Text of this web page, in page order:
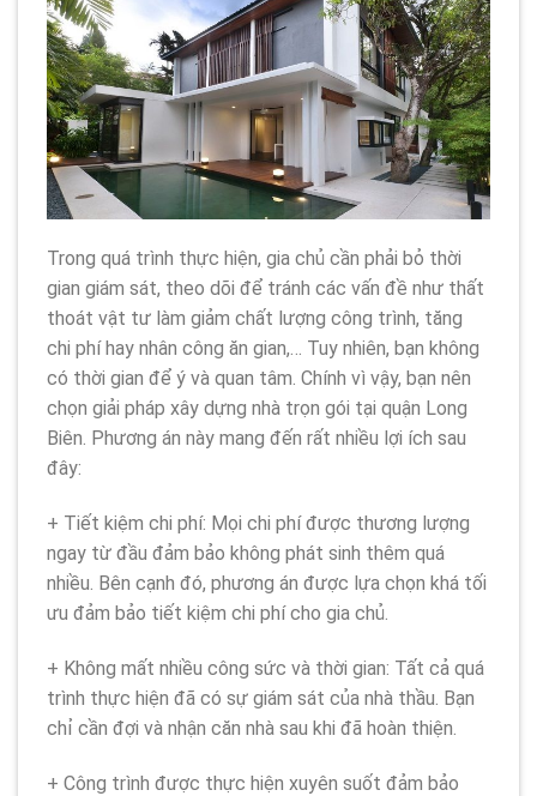
Trong quá trình thực hiện, gia chủ cần phải bỏ thời
gian giám sát, theo dõi để tránh các vấn đề như thất
thoát vật tư làm giảm chất lượng công trình, tăng
chi phí hay nhân công ăn gian,… Tuy nhiên, bạn không
có thời gian để ý và quan tâm. Chính vì vậy, bạn nên
chọn giải pháp xây dựng nhà trọn gói tại quận Long
Biên. Phương án này mang đến rất nhiều lợi ích sau
đây:
+ Tiết kiệm chi phí: Mọi chi phí được thương lượng
ngay từ đầu đảm bảo không phát sinh thêm quá
nhiều. Bên cạnh đó, phương án được lựa chọn khá tối
ưu đảm bảo tiết kiệm chi phí cho gia chủ.
+ Không mất nhiều công sức và thời gian: Tất cả quá
trình thực hiện đã có sự giám sát của nhà thầu. Bạn
chỉ cần đợi và nhận căn nhà sau khi đã hoàn thiện.
+ Công trình được thực hiện xuyên suốt đảm bảo